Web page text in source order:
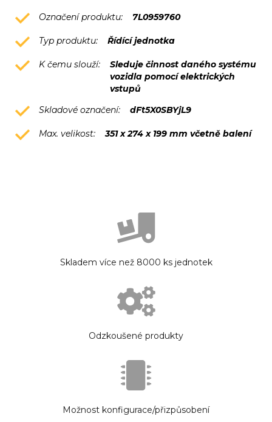
Označení produktu: 7L0959760
Typ produktu: Řídící jednotka
K čemu slouží:
Sleduje činnost daného systému
vozidla pomocí elektrických
vstupů
Skladové označení:
dFt5X0SBYjL9
Max. velikost: 351 x 274 x 199 mm včetně balení
Skladem více než 8000 ks jednotek
Odzkoušené produkty
Možnost konfigurace/přizpůsobení